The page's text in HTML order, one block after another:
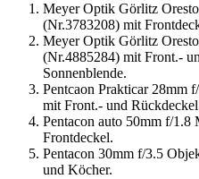
Meyer Optik Görlitz
(Nr.3783208) mit
Meyer Optik Görlitz
(Nr.4885284) mit Front.-
Sonnenblende.
Pentcaon Prakticar 28mm
mit Front.- und
Pentacon auto 50mm f/
Frontdeckel.
Pentacon 30mm f/3.5
und Köcher.